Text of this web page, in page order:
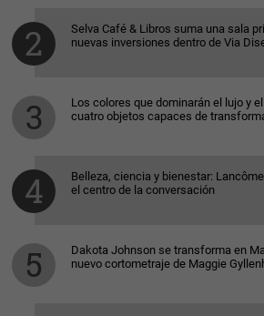
Selva Café & Libros suma una sala
nuevas inversiones dentro de Via
Los colores que dominarán el lujo y
cuatro objetos capaces de
Belleza, ciencia y bienestar:
el centro de la conversación
Dakota Johnson se transforma en
nuevo cortometraje de Maggie